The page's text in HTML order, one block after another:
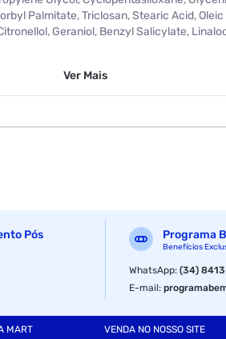
Palmitate, Triclosan, Stearic Acid,
Geraniol, Benzyl Salicylate,
Ver Mais
Pós
Programa
Benefícios
WhatsApp:(34)
E-mail:
MART VENDA NO NOSSO SITE